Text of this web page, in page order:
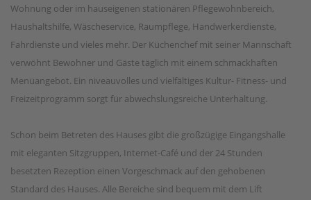
Wohnung oder im hauseigenen stationären Pflegewohnbereich,
Haushaltshilfe, Wäscheservice, Raumpflege, Handwerkerdienste,
Fahrdienste und vieles mehr. Der Küchenchef mit seiner Mannschaft
verwöhnt Bewohner und Gäste täglich mit einem schmackhaften
Menüangebot. Ein niveauvolles und vielfältiges Kultur- Fitness- und
Freizeitprogramm sorgt für abwechslungsreiche Unterhaltung.
Schon beim Betreten des Hauses gibt die großzügige Eingangshalle
mit eleganten Sitzgruppen, Internet-Café und der 24 Stunden
besetzten Rezeption einen Vorgeschmack auf den gehobenen
Standard des Hauses. Alle Bereiche sind bequem mit dem Lift